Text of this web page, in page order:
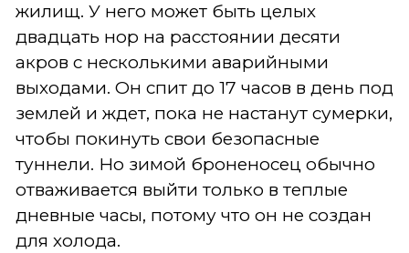
жилищ. У него может быть целых
двадцать нор на расстоянии десяти
акров с несколькими аварийными
выходами. Он спит до 17 часов в день под
землей и ждет, пока не настанут сумерки,
чтобы покинуть свои безопасные
туннели. Но зимой броненосец обычно
отваживается выйти только в теплые
дневные часы, потому что он не создан
для холода.